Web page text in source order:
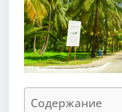
Содержание